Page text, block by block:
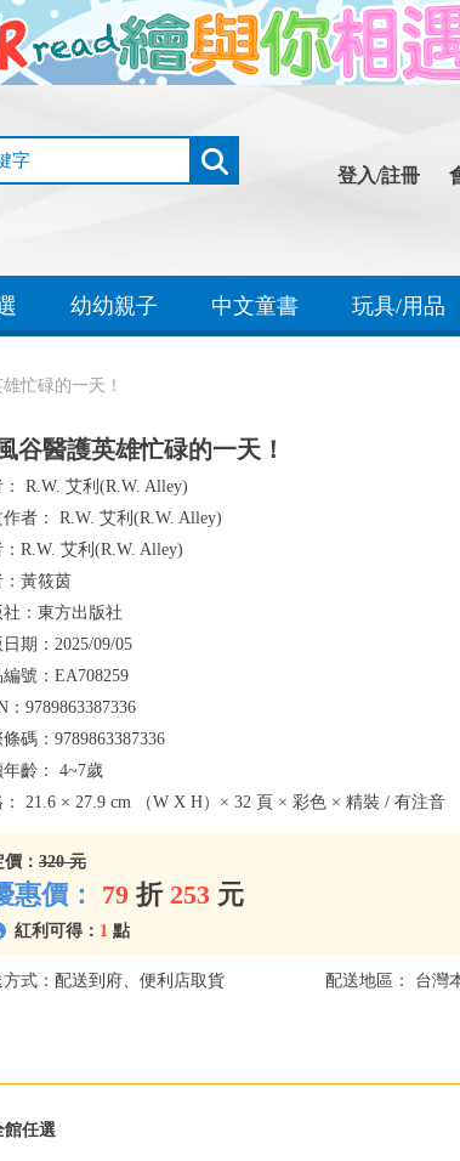
登入/註冊
幼幼親子 中文童書 玩具/用品
忙碌的一天！
谷醫護英雄忙碌的一天！
R.W. 艾利(R.W. Alley)
者： R.W. 艾利(R.W. Alley)
R.W. 艾利(R.W. Alley)
黃筱茵
： 東方出版社
期： 2025/09/05
號： EA708259
： 9789863387336
碼： 9789863387336
齡： 4~7歲
21.6 × 27.9 cm （W X H）× 32 頁 × 彩色 × 精裝 / 有注音
價： 320 元
惠價： 79 折 253 元
紅利可得： 1 點
方式：配送到府、便利店取貨 配送地區： 台灣
館任選